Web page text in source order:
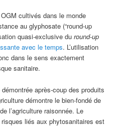
cultivés dans le monde
au glyphosate (“round-up
quasi-exclusive du round-up
avec le temps. L’utilisation
dans le sens exactement
sanitaire.
après-coup des produits
démontre le bien-fondé de
l’agriculture raisonnée. Le
liés aux phytosanitaires est